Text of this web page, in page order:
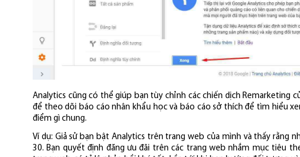
Analytics cũng có thể giúp bạn tùy chỉnh các chiến dịch Remarketing
để theo dõi báo cáo nhân khẩu học và báo cáo sở thích để tìm hiểu
điểm gì chung.
Ví dụ: Giả sử bạn bật Analytics trên trang web của mình và thấy rằng
30. Bạn quyết định đăng ưu đãi trên các trang web nhắm mục tiêu